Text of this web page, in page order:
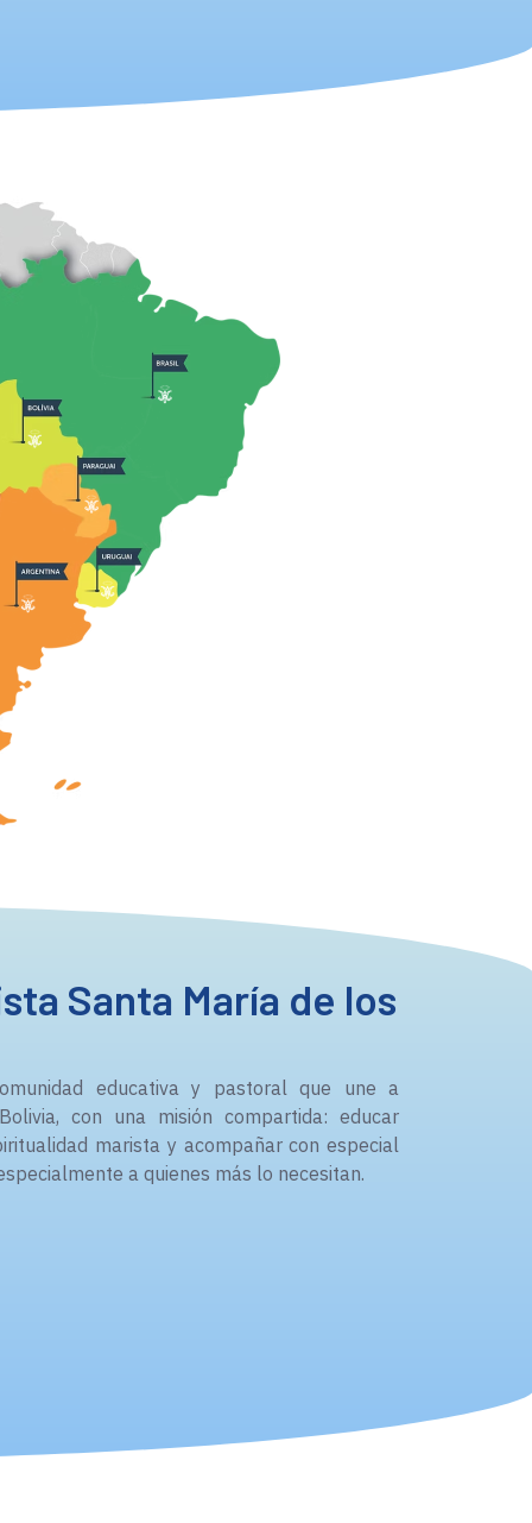
Santa María de los
educativa y pastoral que une a
con una misión compartida: educar
marista y acompañar con especial
a quienes más lo necesitan.